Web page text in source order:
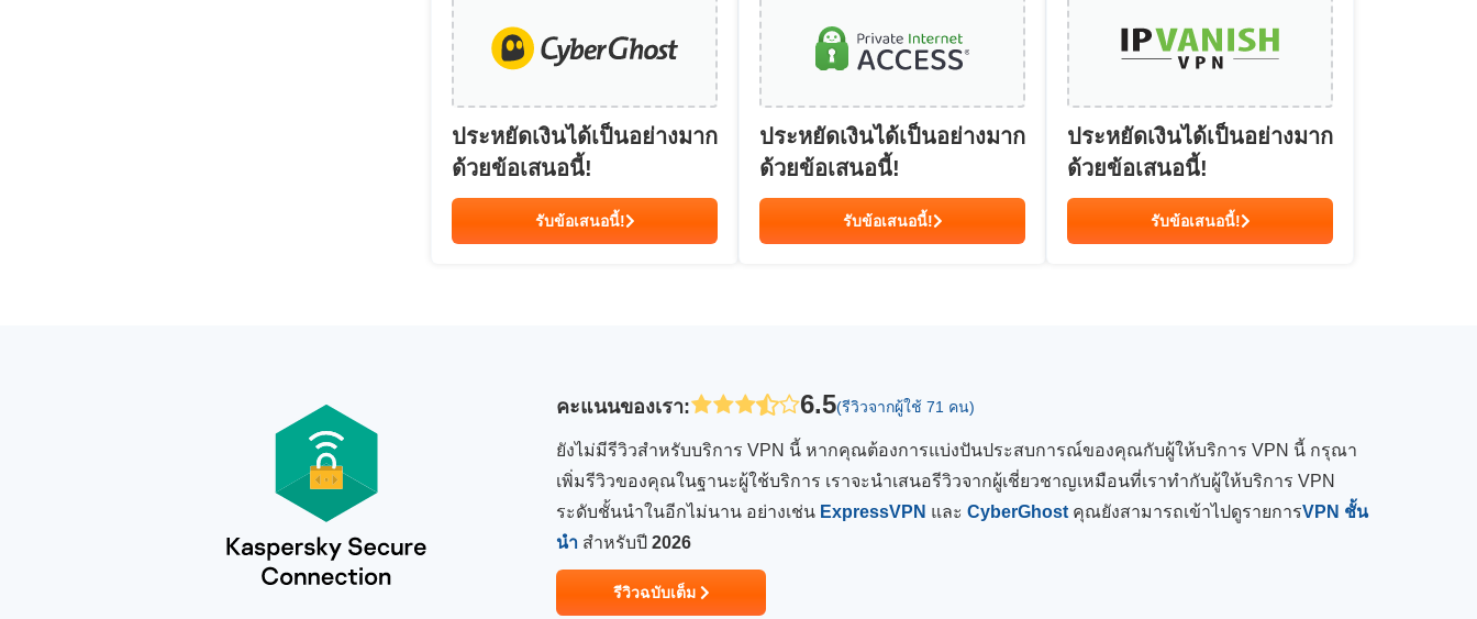
ประหยัดเงินได้เป็นอย่างมาก
ด้วยข้อเสนอนี้!
รับข้อเสนอนี้!
ประหยัดเงินได้เป็นอย่างมาก
ด้วยข้อเสนอนี้!
รับข้อเสนอนี้!
ประหยัดเงินได้เป็นอย่างมาก
ด้วยข้อเสนอนี้!
รับข้อเสนอนี้!
คะแนนของเรา: 6.5(รีวิวจากผู้ใช้ 71 คน)
ยังไม่มีรีวิวสำหรับบริการ VPN นี้ หากคุณต้องการแบ่งปันประสบการณ์ของคุณกับผู้ให้บริการ VPN นี้ กรุณา
เพิ่มรีวิวของคุณในฐานะผู้ใช้บริการ เราจะนำเสนอรีวิวจากผู้เชี่ยวชาญเหมือนที่เราทำกับผู้ให้บริการ VPN
ระดับชั้นนำในอีกไม่นาน อย่างเช่น ExpressVPN และ CyberGhost คุณยังสามารถเข้าไปดูรายการVPN ชั้น
นำ สำหรับปี 2026
รีวิวฉบับเต็ม